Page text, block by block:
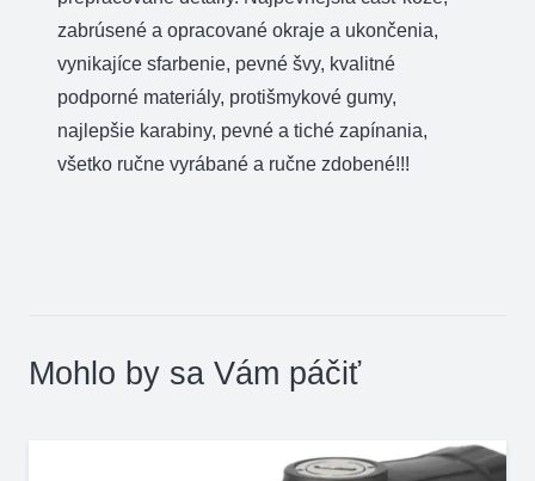
zabrúsené a opracované okraje a ukončenia,
vynikajíce sfarbenie, pevné švy, kvalitné
podporné materiály, protišmykové gumy,
najlepšie karabiny, pevné a tiché zapínania,
všetko ručne vyrábané a ručne zdobené!!!
Mohlo by sa Vám páčiť